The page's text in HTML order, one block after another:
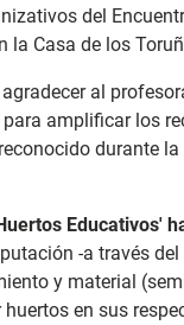
del
la Casa de los
al
amplificar los
durante
Educativos'
-a través
y material
en sus